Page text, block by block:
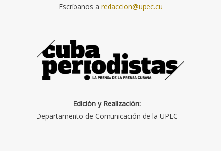
Escríbanos a redaccion@upec.cu
Edición y Realización:
Departamento de Comunicación de la UPEC